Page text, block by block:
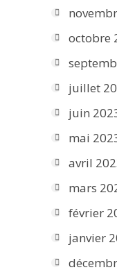
octobre
juillet
juin
mai
avril
mars
février
janvier